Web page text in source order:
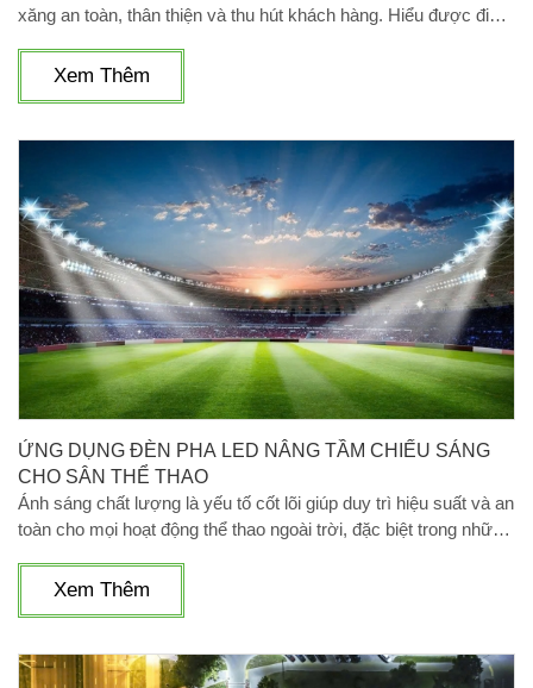
xăng an toàn, thân thiện và thu hút khách hàng. Hiểu được điều
các giải pháp đèn chiếu sáng trạm xăng toàn diện, đáp ứng mọi
Xem Thêm
ỨNG DỤNG ĐÈN PHA LED NÂNG TẦM CHIẾU SÁNG
CHO SÂN THỂ THAO
Ánh sáng chất lượng là yếu tố cốt lõi giúp duy trì hiệu suất và an
toàn cho mọi hoạt động thể thao ngoài trời, đặc biệt trong những
định vị thế là giải pháp chiếu sáng ưu việt, đáp ứng hoàn hảo
Xem Thêm